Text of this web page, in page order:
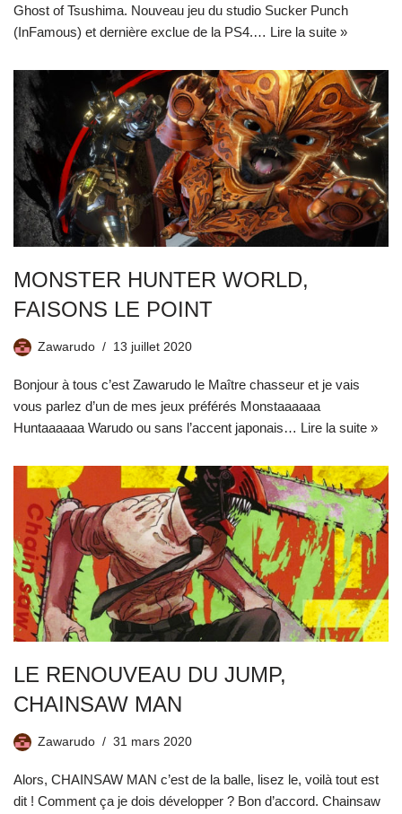
Ghost of Tsushima. Nouveau jeu du studio Sucker Punch
(InFamous) et dernière exclue de la PS4.… Lire la suite »
MONSTER HUNTER WORLD,
FAISONS LE POINT
Zawarudo 13 juillet 2020
Bonjour à tous c’est Zawarudo le Maître chasseur et je vais
vous parlez d’un de mes jeux préférés Monstaaaaaa
Huntaaaaaa Warudo ou sans l’accent japonais… Lire la suite »
LE RENOUVEAU DU JUMP,
CHAINSAW MAN
Zawarudo 31 mars 2020
Alors, CHAINSAW MAN c’est de la balle, lisez le, voilà tout est
dit ! Comment ça je dois développer ? Bon d’accord. Chainsaw